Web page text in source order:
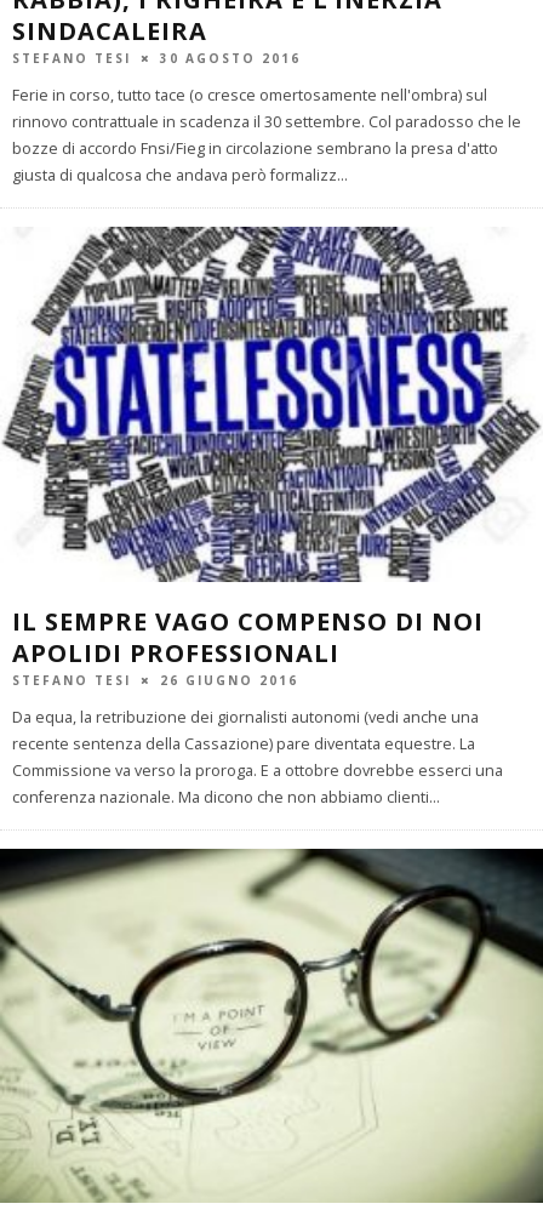
SINDACALEIRA
STEFANO TESI 30 AGOSTO 2016
Ferie in corso, tutto tace (o cresce omertosamente nell'ombra) sul
rinnovo contrattuale in scadenza il 30 settembre. Col paradosso che le
bozze di accordo Fnsi/Fieg in circolazione sembrano la presa d'atto
giusta di qualcosa che andava però formalizz...
IL SEMPRE VAGO COMPENSO DI NOI
APOLIDI PROFESSIONALI
STEFANO TESI 26 GIUGNO 2016
Da equa, la retribuzione dei giornalisti autonomi (vedi anche una
recente sentenza della Cassazione) pare diventata equestre. La
Commissione va verso la proroga. E a ottobre dovrebbe esserci una
conferenza nazionale. Ma dicono che non abbiamo clienti...